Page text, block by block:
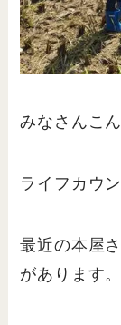
みなさんこ
ライフカウ
最近の本屋
があります。